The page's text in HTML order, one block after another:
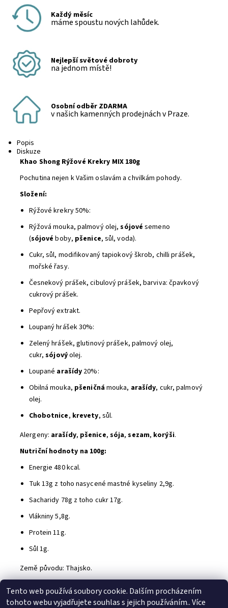
Každý měsíc
máme spoustu nových lahůdek.
Nejlepší světové dobroty
na jednom místě!
Osobní odběr ZDARMA
v našich kamenných prodejnách v Praze.
Popis
Diskuze
Khao Shong Rýžové Krekry MIX 180g
Pochutina nejen k Vašim oslavám a chvilkám pohody.
Složení:
Rýžové krekry 50%:
Rýžová mouka, palmový olej,sójové semeno
(sójové boby, pšenice, sůl, voda).
Cukr, sůl, modifikovaný tapiokový škrob, chilli prášek,
mořské řasy.
Česnekový prášek, cibulový prášek, barviva: čpavkový
cukrový prášek.
Pepřový extrakt.
Loupaný hrášek 30%:
Zelený hrášek, glutinový prášek, palmový olej,
cukr,sójovýolej.
Loupané arašídy 20%:
Obilná mouka, pšeničnámouka, arašídy, cukr, palmový
olej.
Chobotnice, krevety, sůl.
Alergeny: arašídy, pšenice, sója,sezam, korýši.
Nutriční hodnoty na 100g:
Energie 480 kcal.
Tuk 13g z toho nasycené mastné kyseliny 2,9g.
Sacharidy 78g z toho cukr 17g.
Vlákniny 5,8g.
Protein 11g.
Sůl 1g.
Země původu: Thajsko.
Přidat komentář
Tento web používá soubory cookie. Dalším procházením
tohoto webu vyjadřujete souhlas s jejich používáním.. Více